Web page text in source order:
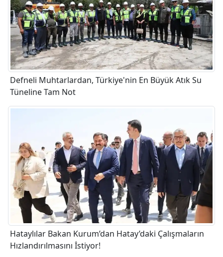
Defneli Muhtarlardan, Türkiye'nin En Büyük Atık Su
Tüneline Tam Not
Hataylılar Bakan Kurum’dan Hatay’daki Çalışmaların
Hızlandırılmasını İstiyor!